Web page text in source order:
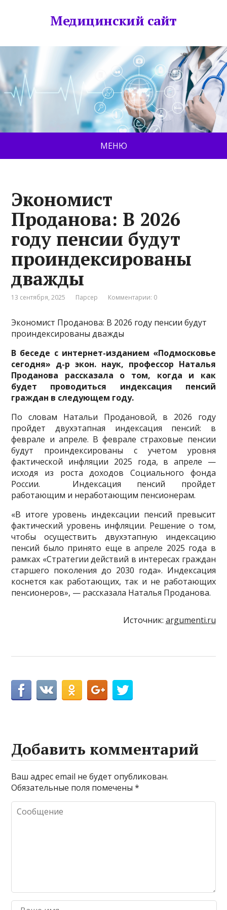
Медицинский сайт
МЕНЮ
Экономист
Проданова: В 2026
году пенсии будут
проиндексированы
дважды
13 сентября, 2025 Парсер Комментарии: 0
Экономист Проданова: В 2026 году пенсии будут
проиндексированы дважды
В беседе с интернет-изданием «Подмосковье
сегодня» д-р экон. наук, профессор Наталья
Проданова рассказала о том, когда и как
будет проводиться индексация пенсий
граждан в следующем году.
По словам Натальи Продановой, в 2026 году
пройдет двухэтапная индексация пенсий: в
феврале и апреле. В феврале страховые пенсии
будут проиндексированы с учетом уровня
фактической инфляции 2025 года, в апреле —
исходя из роста доходов Социального фонда
России. Индексация пенсий пройдет
работающим и неработающим пенсионерам.
«В итоге уровень индексации пенсий превысит
фактический уровень инфляции. Решение о том,
чтобы осуществить двухэтапную индексацию
пенсий было принято еще в апреле 2025 года в
рамках «Стратегии действий в интересах граждан
старшего поколения до 2030 года». Индексация
коснется как работающих, так и не работающих
пенсионеров», — рассказала Наталья Проданова.
Источник: argumenti.ru
Добавить комментарий
Ваш адрес email не будет опубликован.
Обязательные поля помечены*